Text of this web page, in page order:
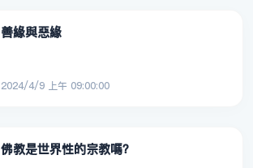
善緣與惡緣
2024/4/9 上午 09:00:00
佛教是世界性的宗教嗎？